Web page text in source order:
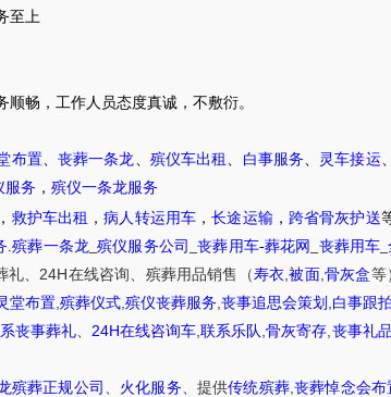
至上
顺畅， 工作人员态度真诚，不敷衍。
布置、 丧葬一条龙 殡仪车出租 白事服务 灵车接运
服务 ， 殡仪一条龙服务
， 救护车出租 ，病人转运用车 ，长途运输， 跨省骨灰护送
.殡葬一条龙 _殡仪服务公司 _丧葬用车-葬花网 丧葬用车 _
礼 24H在线咨询 殡葬用品销售 （寿衣 ,被面, 骨灰盒等
堂布置 殡葬仪式 殡仪丧葬服务 丧事追思会策划 白事跟
丧事葬礼、 24H在线咨询车 ,联系乐队 ,骨灰寄存 丧事礼
殡葬正规公司 火化服务 、提供传统殡葬, 丧葬悼念会布